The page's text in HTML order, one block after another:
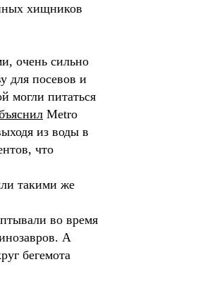
хищников
очень сильно
для посевов и
могли питаться
Metro
из воды в
что
такими же
во время
А
бегемота